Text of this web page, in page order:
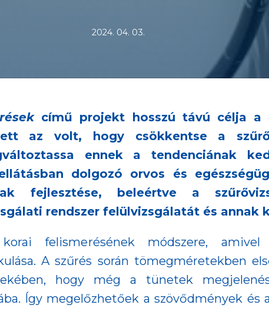
2024. 04. 03.
című projekt hosszú távú célja a
az volt, hogy csökkentse a
ennek a tendenciának
dolgozó orvos és
fejlesztése, beleértve a
rendszer felülvizsgálatát és annak
felismerésének módszere,
A szűrés során tömegméretekben
hogy még a tünetek
Így megelőzhetőek a szövődmények és